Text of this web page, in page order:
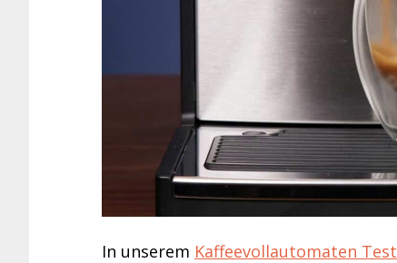
In unserem Kaffeevollautomaten Test